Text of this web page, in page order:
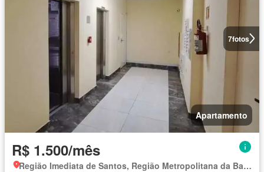
7fotos
Apartamento
R$ 1.500/mês
Região Imediata de Santos, Região Metropolitana da Baixada Santista